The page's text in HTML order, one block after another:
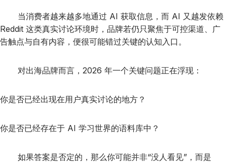
当消费者越来越多地通过 AI 获取信息，而 AI 又越发依赖
Reddit 这类真实讨论环境时，品牌若仍只聚焦于可控渠道、广
告触点与自有内容，便很可能错过关键的认知入口。
对出海品牌而言，2026 年一个关键问题正在浮现：
你是否已经出现在用户真实讨论的地方？
你是否已经存在于 AI 学习世界的语料库中？
如果答案是否定的，那么你可能并非“没人看见”，而是